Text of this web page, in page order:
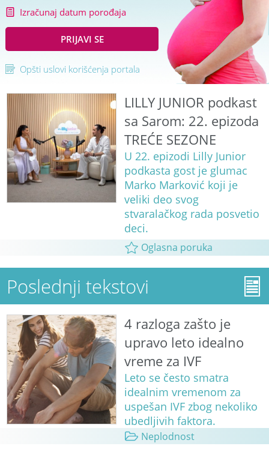
Izračunaj datum porođaja
PRIJAVI SE
Opšti uslovi korišćenja portala
LILLY JUNIOR podkast
sa Sarom: 22. epizoda
TREĆE SEZONE
U 22. epizodi Lilly Junior
podkasta gost je glumac
Marko Marković koji je
veliki deo svog
stvaralačkog rada posvetio
deci.
Oglasna poruka
Poslednji tekstovi
4 razloga zašto je
upravo leto idealno
vreme za IVF
Leto se često smatra
idealnim vremenom za
uspešan IVF zbog nekoliko
ubedljivih faktora.
Neplodnost